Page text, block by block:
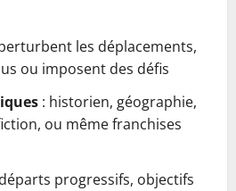
les déplacements,
ou imposent des défis
: historien, géographie,
ou même franchises
progressifs, objectifs